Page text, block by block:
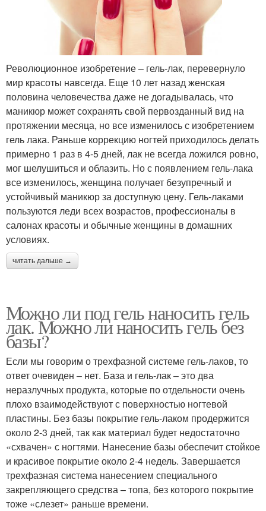
Революционное изобретение – гель-лак, перевернуло
мир красоты навсегда. Еще 10 лет назад женская
половина человечества даже не догадывалась, что
маникюр может сохранять свой первозданный вид на
протяжении месяца, но все изменилось с изобретением
гель лака. Раньше коррекцию ногтей приходилось делать
примерно 1 раз в 4-5 дней, лак не всегда ложился ровно,
мог шелушиться и облазить. Но с появлением гель-лака
все изменилось, женщина получает безупречный и
устойчивый маникюр за доступную цену. Гель-лаками
пользуются леди всех возрастов, профессионалы в
салонах красоты и обычные женщины в домашних
условиях.
читать дальше →
Можно ли под гель наносить гель
лак. Можно ли наносить гель без
базы?
Если мы говорим о трехфазной системе гель-лаков, то
ответ очевиден – нет. База и гель-лак – это два
неразлучных продукта, которые по отдельности очень
плохо взаимодействуют с поверхностью ногтевой
пластины. Без базы покрытие гель-лаком продержится
около 2-3 дней, так как материал будет недостаточно
«схвачен» с ногтями. Нанесение базы обеспечит стойкое
и красивое покрытие около 2-4 недель. Завершается
трехфазная система нанесением специального
закрепляющего средства – топа, без которого покрытие
тоже «слезет» раньше времени.